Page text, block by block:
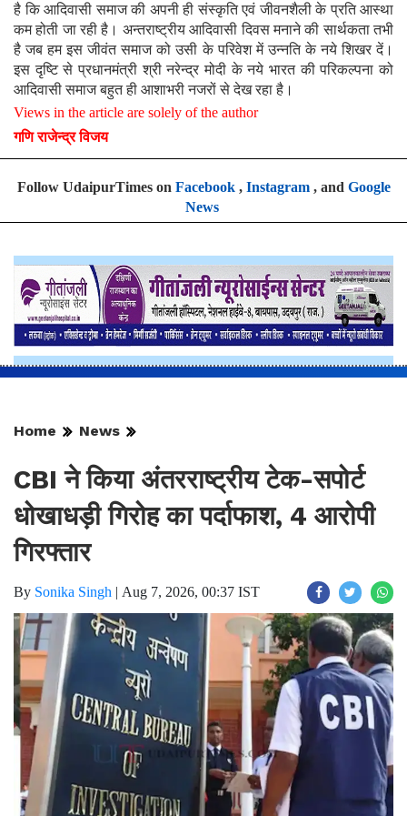
है कि आदिवासी समाज की अपनी ही संस्कृति एवं जीवनशैली के प्रति आस्था
कम होती जा रही है। अन्तराष्ट्रीय आदिवासी दिवस मनाने की सार्थकता तभी
है जब हम इस जीवंत समाज को उसी के परिवेश में उन्नति के नये शिखर दें।
इस दृष्टि से प्रधानमंत्री श्री नरेन्द्र मोदी के नये भारत की परिकल्पना को
आदिवासी समाज बहुत ही आशाभरी नजरों से देख रहा है।
Views in the article are solely of the author
गणि राजेन्द्र विजय
Follow UdaipurTimes on Facebook, Instagram, and Google
News
Home News
CBI ने किया अंतरराष्ट्रीय टेक-सपोर्ट
धोखाधड़ी गिरोह का पर्दाफाश, 4 आरोपी
गिरफ्तार
By Sonika Singh | Aug 7, 2026, 00:37 IST